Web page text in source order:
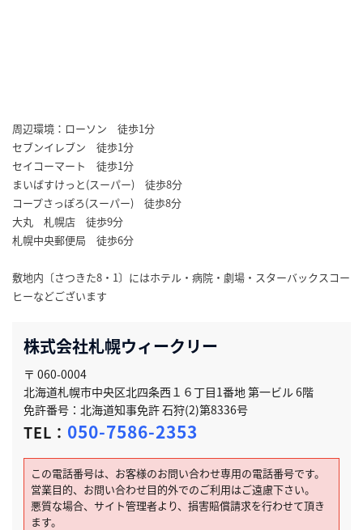
周辺環境：ローソン 徒歩1分
セブンイレブン 徒歩1分
セイコーマート 徒歩1分
まいばすけっと(スーパー) 徒歩8分
コープさっぽろ(スーパー) 徒歩8分
大丸 札幌店 徒歩9分
札幌中央郵便局 徒歩6分
敷地内〔さつきた8・1〕にはホテル・病院・劇場・スターバックスコー
ヒーなどございます
株式会社札幌ウィークリー
〒 060-0004
北海道札幌市中央区北四条西１６丁目1番地 第一ビル 6階
免許番号：北海道知事免許 石狩(2)第8336号
TEL： 050-7586-2353
この電話番号は、お客様のお問い合わせ専用の電話番号です。
営業目的、お問い合わせ目的外でのご利用はご遠慮下さい。
悪質な場合、サイト管理者より、損害賠償請求を行わせて頂き
ます。